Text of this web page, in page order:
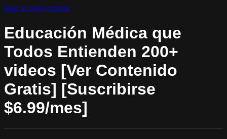
Skip to main content
Educación Médica que
Todos Entienden 200+
videos [Ver Contenido
Gratis] [Suscribirse
$6.99/mes]